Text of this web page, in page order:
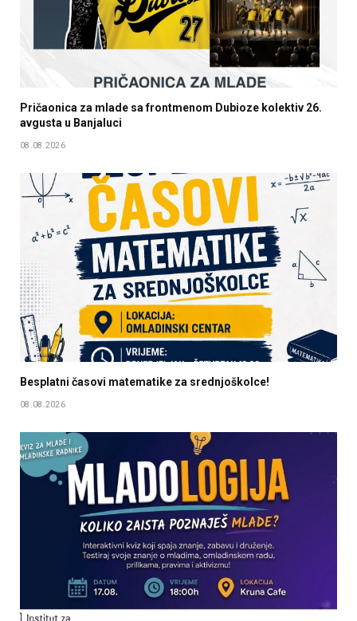
Pričaonica za mlade sa frontmenom Dubioze kolektiv 26.
avgusta u Banjaluci
08.08.2026
Besplatni časovi matematike za srednjoškolce!
08.08.2026